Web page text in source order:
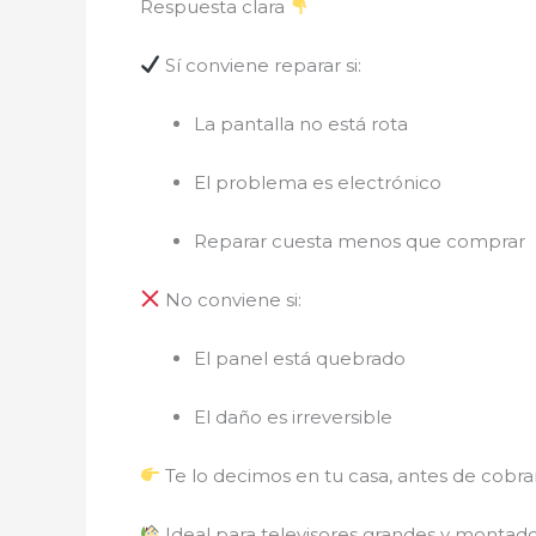
Respuesta clara
Sí conviene reparar si:
La pantalla no está rota
El problema es electrónico
Reparar cuesta menos que comprar
No conviene si:
El panel está quebrado
El daño es irreversible
Te lo decimos en tu casa, antes de